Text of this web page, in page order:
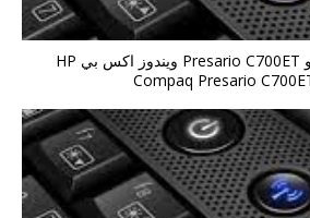
تعريفات كومباك بريسريو Presario C700ET ويندوز اكس بي HP
Compaq Presario